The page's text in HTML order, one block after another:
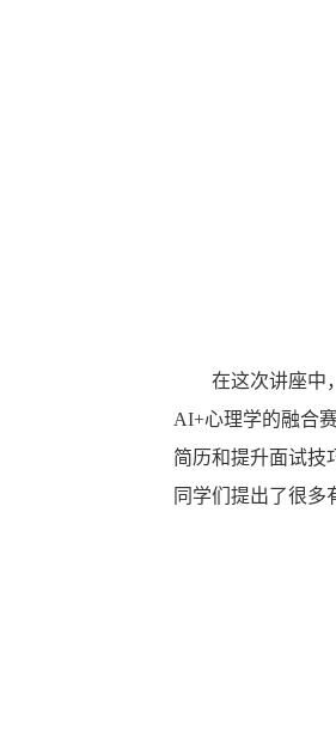
在这次讲座中
AI+心理学的融合
简历和提升面试技
同学们提出了很多